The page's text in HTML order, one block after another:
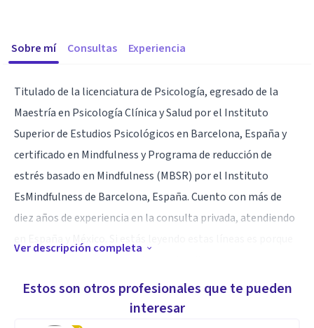
Sobre mí Consultas Experiencia
Titulado de la licenciatura de Psicología, egresado de la
Maestría en Psicología Clínica y Salud por el Instituto
Superior de Estudios Psicológicos en Barcelona, España y
certificado en Mindfulness y Programa de reducción de
estrés basado en Mindfulness (MBSR) por el Instituto
EsMindfulness de Barcelona, España. Cuento con más de
diez años de experiencia en la consulta privada, atendiendo
cambio en tu vida. Déjame acompañarte en este proceso, en
el que juntos, encontraremos las herramientas que mejor
te funcionen para mejorar tu calidad de vida y la forma que
Ver descripción completa
Estos son otros profesionales que te pueden
interesar